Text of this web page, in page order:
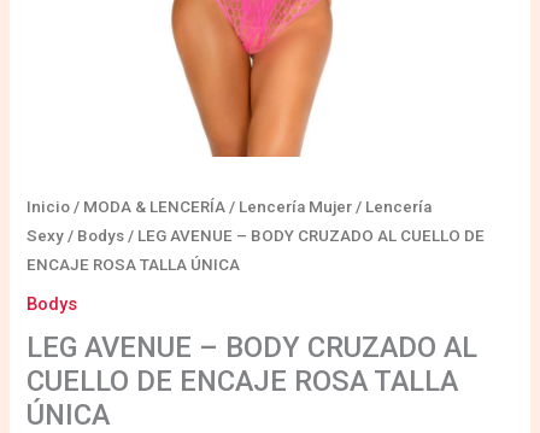
Inicio / MODA & LENCERÍA / Lencería Mujer / Lencería
Sexy / Bodys / LEG AVENUE – BODY CRUZADO AL CUELLO DE
ENCAJE ROSA TALLA ÚNICA
Bodys
LEG AVENUE – BODY CRUZADO AL
CUELLO DE ENCAJE ROSA TALLA
ÚNICA